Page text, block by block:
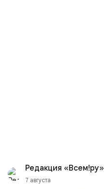
Редакция «Всем!ру»
7 августа